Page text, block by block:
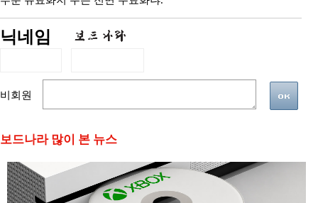
닉네임
비회원
보드나라 많이 본 뉴스